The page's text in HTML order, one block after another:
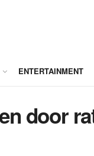
ENTERTAINMENT
door